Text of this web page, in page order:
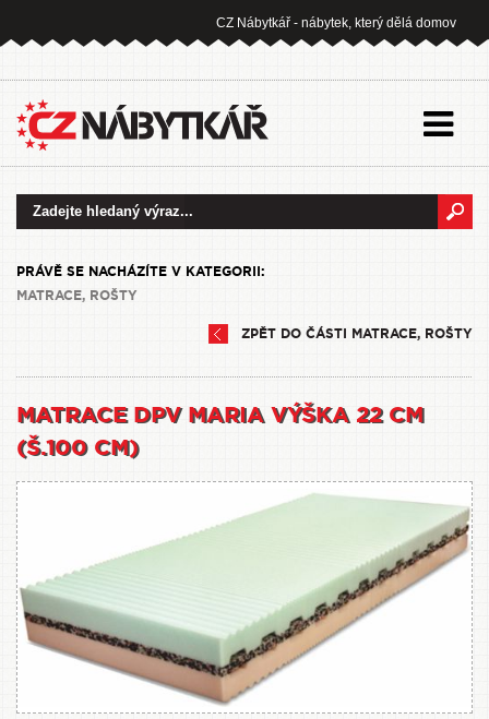
CZ Nábytkář - nábytek, který dělá domov
PRÁVĚ SE NACHÁZÍTE V KATEGORII:
MATRACE, ROŠTY
ZPĚT DO ČÁSTI MATRACE, ROŠTY
MATRACE DPV MARIA VÝŠKA 22 CM
(Š.100 CM)